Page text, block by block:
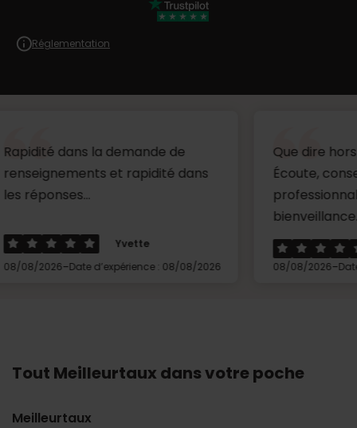
Réglementation
la demande de
et rapidité dans
Yvette
Date d’expérience : 08/08/2026
Que dire hors mis un
Écoute, conseils,
professionnalisme et
bienveillance.Merci à
08/08/2026
Date
Tout Meilleurtaux dans votre poche
Meilleurtaux